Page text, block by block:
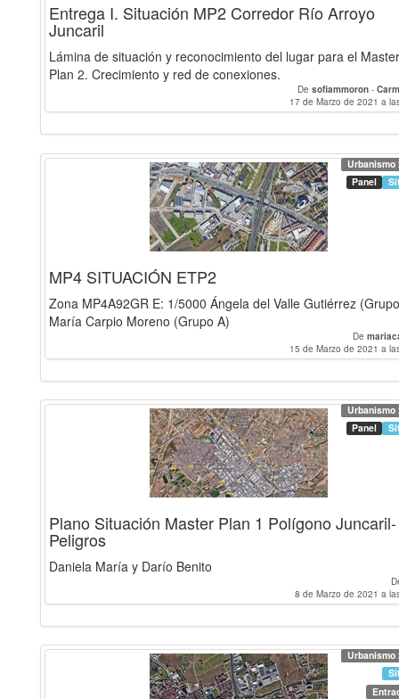
Entrega I. Situación MP2 Corredor Río Arroyo
Juncaril
Lámina de situación y reconocimiento del lugar para el Master
Plan 2. Crecimiento y red de conexiones.
De sofiammoron -
17 de Marzo de 2021 a
Urbanismo
Panel
MP4 SITUACIÓN ETP2
Zona MP4A92GR E: 1/5000 Ángela del Valle Gutiérrez
María Carpio Moreno (Grupo A)
De
15 de Marzo de 2021 a
Urbanismo
Panel
Plano Situación Master Plan 1 Polígono Juncaril‐
Peligros
Daniela María y Darío Benito
8 de Marzo de 2021 a
Urbanismo